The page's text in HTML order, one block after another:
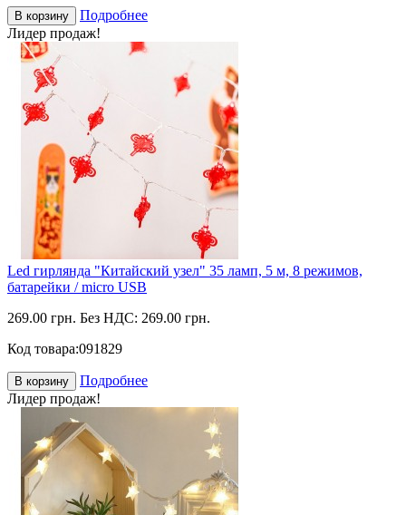
В корзину
Подробнее
Лидер продаж!
Led гирлянда "Китайский узел" 35 ламп, 5 м, 8 режимов,
батарейки / micro USB
269.00 грн. Без НДС: 269.00 грн.
Код товара:091829
В корзину
Подробнее
Лидер продаж!